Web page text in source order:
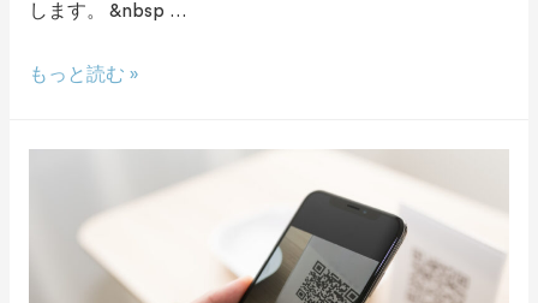
します。 &nbsp …
もっと読む »